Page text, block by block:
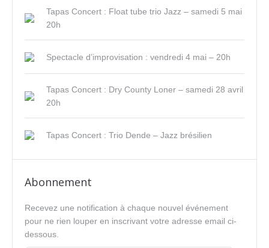
Tapas Concert : Float tube trio Jazz – samedi 5 mai
20h
Spectacle d’improvisation : vendredi 4 mai – 20h
Tapas Concert : Dry County Loner – samedi 28 avril
20h
Tapas Concert : Trio Dende – Jazz brésilien
Abonnement
Recevez une notification à chaque nouvel événement
pour ne rien louper en inscrivant votre adresse email ci-
dessous.